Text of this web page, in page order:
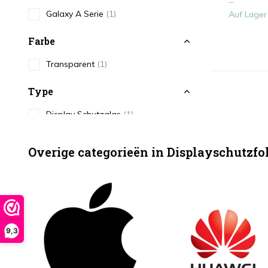
9,3
Galaxy A Serie (1)
Farbe
Transparent (1)
Type
Display Schutzglas (1)
Auf Lager
Overige categorieën in